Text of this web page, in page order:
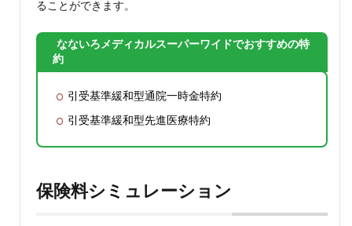
ることができます。
なないろメディカルスーパーワイドでおすすめの特
約
引受基準緩和型通院一時金特約
引受基準緩和型先進医療特約
保険料シミュレーション